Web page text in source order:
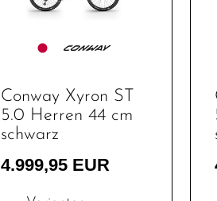
Conway Xyron ST
5.0 Herren 44 cm
schwarz
4.999,95 EUR